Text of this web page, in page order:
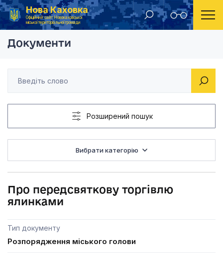
Нова Каховка
Офіційний сайт Новокаховської
міської територіальної громади
Головна Розпорядження Новокаховського міського голови 2013 рік Про передсвяткову
Документи
Розширений пошук
Вибрати категорію
Про передсвяткову торгівлю
ялинками
Тип документу
Розпорядження міського голови